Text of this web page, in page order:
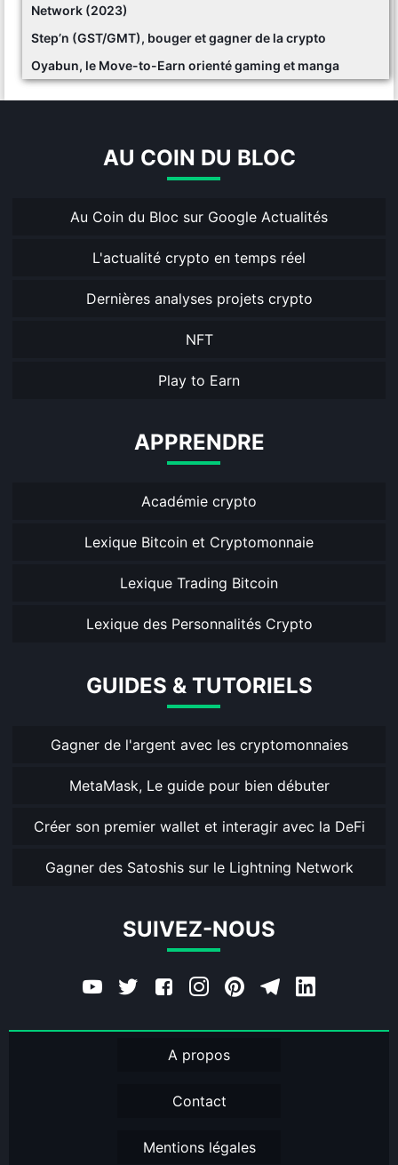
Network (2023)
Step’n (GST/GMT), bouger et gagner de la crypto
Oyabun, le Move-to-Earn orienté gaming et manga
AU COIN DU BLOC
Au Coin du Bloc sur Google Actualités
L'actualité crypto en temps réel
Dernières analyses projets crypto
NFT
Play to Earn
APPRENDRE
Académie crypto
Lexique Bitcoin et Cryptomonnaie
Lexique Trading Bitcoin
Lexique des Personnalités Crypto
GUIDES & TUTORIELS
Gagner de l'argent avec les cryptomonnaies
MetaMask, Le guide pour bien débuter
Créer son premier wallet et interagir avec la DeFi
Gagner des Satoshis sur le Lightning Network
SUIVEZ-NOUS
A propos
Contact
Mentions légales